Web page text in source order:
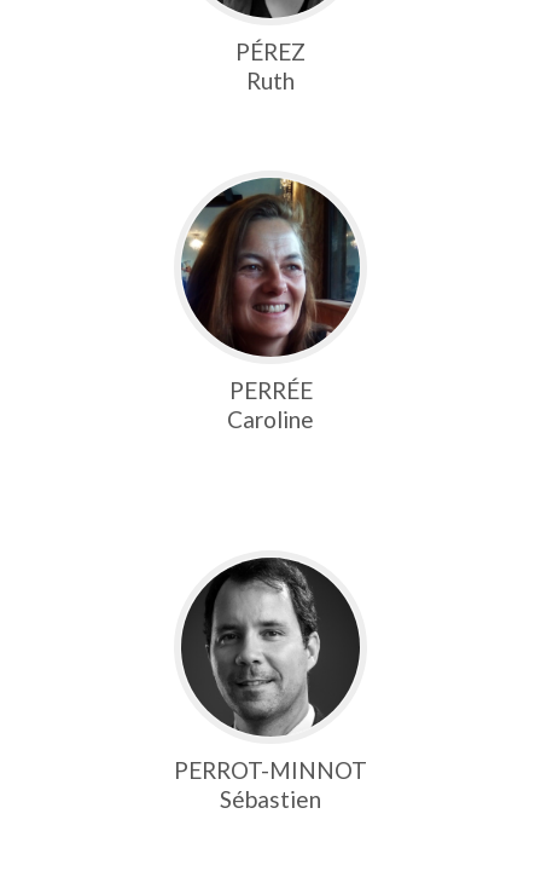
PÉREZ
Ruth
PERRÉE
Caroline
PERROT-MINNOT
Sébastien